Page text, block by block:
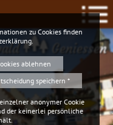
Geniessen
zu Cookies finden
ablehnen
speichern *
anonymer Cookie
der keinerlei persönliche